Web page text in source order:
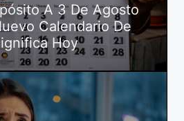
A 3 De Agosto
Calendario De
Hoy